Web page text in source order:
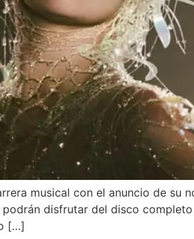
musical con el anuncio de su
disfrutar del disco
[…]